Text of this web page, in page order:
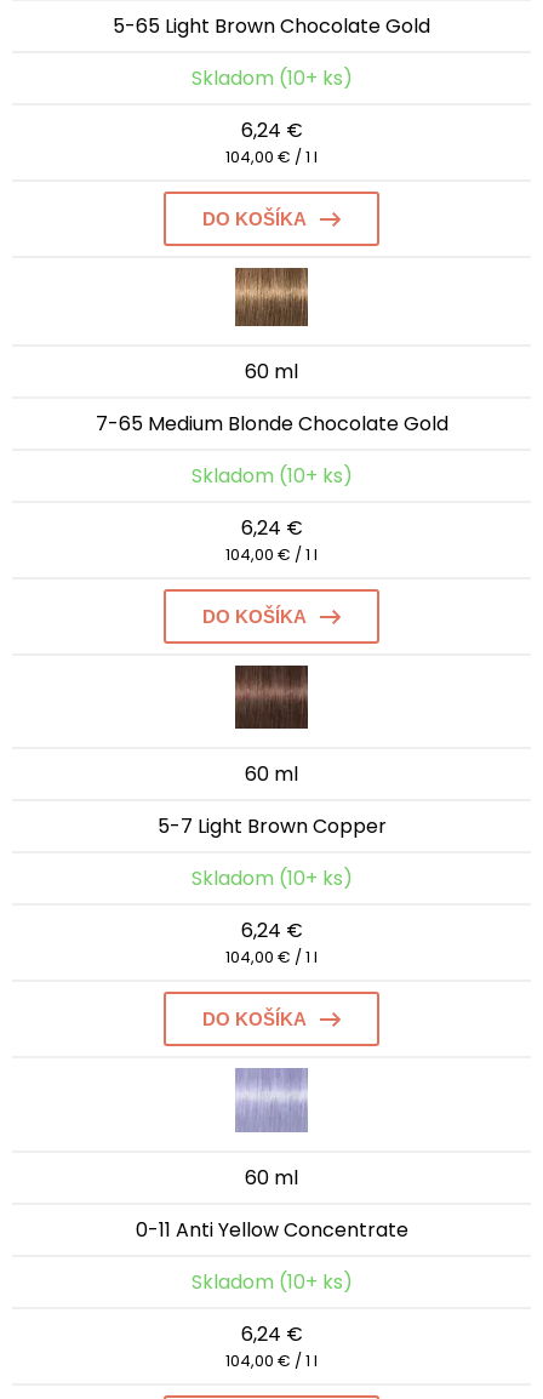
5-65 Light Brown Chocolate Gold
Skladom (10+ ks)
6,24 €
104,00 € / 1 l
DO KOŠÍKA
60 ml
7-65 Medium Blonde Chocolate Gold
Skladom (10+ ks)
6,24 €
104,00 € / 1 l
DO KOŠÍKA
60 ml
5-7 Light Brown Copper
Skladom (10+ ks)
6,24 €
104,00 € / 1 l
DO KOŠÍKA
60 ml
0-11 Anti Yellow Concentrate
Skladom (10+ ks)
6,24 €
104,00 € / 1 l